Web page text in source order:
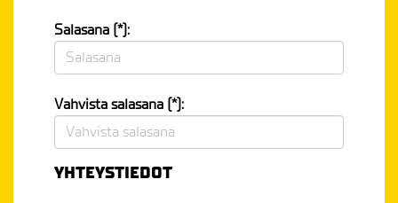
Salasana (*):
Vahvista salasana (*):
YHTEYSTIEDOT